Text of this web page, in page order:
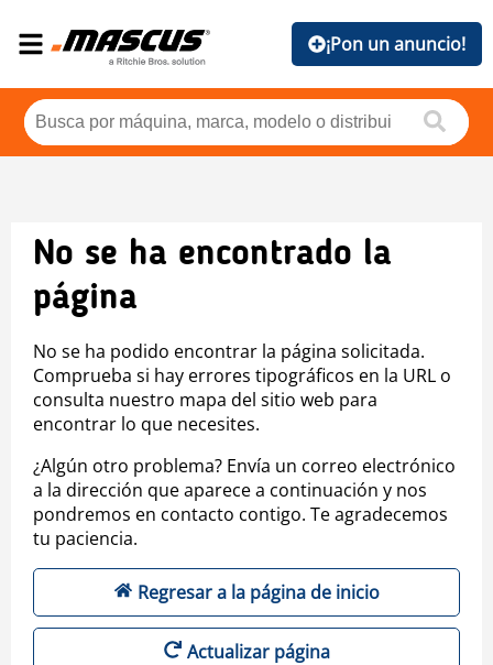
¡Pon un anuncio!
No se ha encontrado la
página
No se ha podido encontrar la página solicitada.
Comprueba si hay errores tipográficos en la URL o
consulta nuestro mapa del sitio web para
encontrar lo que necesites.
¿Algún otro problema? Envía un correo electrónico
a la dirección que aparece a continuación y nos
pondremos en contacto contigo. Te agradecemos
tu paciencia.
Regresar a la página de inicio
Actualizar página